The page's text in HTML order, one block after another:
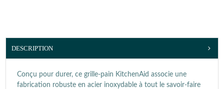
DESCRIPTION
Conçu pour durer, ce grille-pain KitchenAid associe une
fabrication robuste en acier inoxydable à tout le savoir-faire